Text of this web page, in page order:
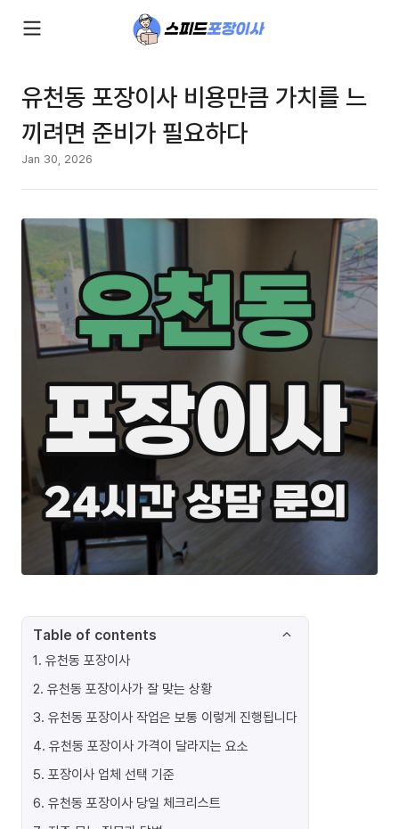
유천동 포장이사 비용만큼 가치를 느
끼려면 준비가 필요하다
Jan 30, 2026
Table of contents
1. 유천동 포장이사
2. 유천동 포장이사가 잘 맞는 상황
3. 유천동 포장이사 작업은 보통 이렇게 진행됩니다
4. 유천동 포장이사 가격이 달라지는 요소
5. 포장이사 업체 선택 기준
6. 유천동 포장이사 당일 체크리스트